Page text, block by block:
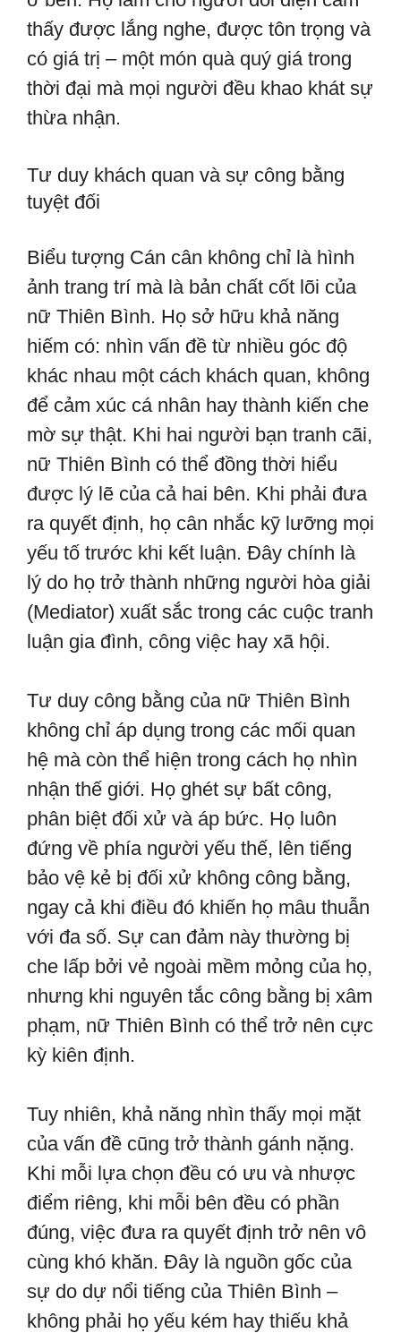
thấy được lắng nghe, được tôn trọng và
có giá trị – một món quà quý giá trong
thời đại mà mọi người đều khao khát sự
thừa nhận.
Tư duy khách quan và sự công bằng
tuyệt đối
Biểu tượng Cán cân không chỉ là hình
ảnh trang trí mà là bản chất cốt lõi của
nữ Thiên Bình. Họ sở hữu khả năng
hiếm có: nhìn vấn đề từ nhiều góc độ
khác nhau một cách khách quan, không
để cảm xúc cá nhân hay thành kiến che
mờ sự thật. Khi hai người bạn tranh cãi,
nữ Thiên Bình có thể đồng thời hiểu
được lý lẽ của cả hai bên. Khi phải đưa
ra quyết định, họ cân nhắc kỹ lưỡng mọi
yếu tố trước khi kết luận. Đây chính là
lý do họ trở thành những người hòa giải
(Mediator) xuất sắc trong các cuộc tranh
luận gia đình, công việc hay xã hội.
Tư duy công bằng của nữ Thiên Bình
không chỉ áp dụng trong các mối quan
hệ mà còn thể hiện trong cách họ nhìn
nhận thế giới. Họ ghét sự bất công,
phân biệt đối xử và áp bức. Họ luôn
đứng về phía người yếu thế, lên tiếng
bảo vệ kẻ bị đối xử không công bằng,
ngay cả khi điều đó khiến họ mâu thuẫn
với đa số. Sự can đảm này thường bị
che lấp bởi vẻ ngoài mềm mỏng của họ,
nhưng khi nguyên tắc công bằng bị xâm
phạm, nữ Thiên Bình có thể trở nên cực
kỳ kiên định.
Tuy nhiên, khả năng nhìn thấy mọi mặt
của vấn đề cũng trở thành gánh nặng.
Khi mỗi lựa chọn đều có ưu và nhược
điểm riêng, khi mỗi bên đều có phần
đúng, việc đưa ra quyết định trở nên vô
cùng khó khăn. Đây là nguồn gốc của
sự do dự nổi tiếng của Thiên Bình –
không phải họ yếu kém hay thiếu khả